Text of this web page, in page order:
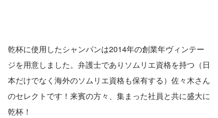
乾杯に使用したシャンパンは2014年の創業年ヴィンテー
ジを用意しました。弁護士でありソムリエ資格を持つ（日
本だけでなく海外のソムリエ資格も保有する）佐々木さん
のセレクトです！来賓の方々、集まった社員と共に盛大に
乾杯！